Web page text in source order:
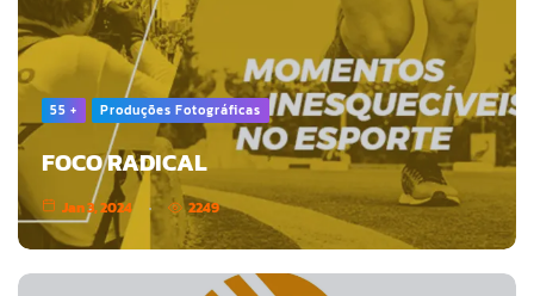
55 + Produções Fotográficas
FOCO RADICAL
Jan 3, 2024 2249